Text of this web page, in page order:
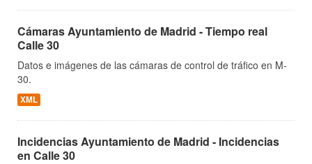
Cámaras Ayuntamiento de Madrid - Tiempo real
Calle 30
Datos e imágenes de las cámaras de control de tráfico en M-
30.
XML
Incidencias Ayuntamiento de Madrid - Incidencias
en Calle 30